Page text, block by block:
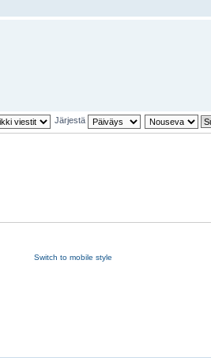
Järjestä
Switch to mobile style